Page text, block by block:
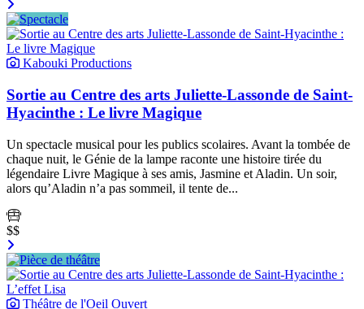
Kabouki Productions
Sortie au Centre des arts Juliette-Lassonde de Saint-
Hyacinthe : Le livre Magique
Un spectacle musical pour les publics scolaires. Avant la tombée de
chaque nuit, le Génie de la lampe raconte une histoire tirée du
légendaire Livre Magique à ses amis, Jasmine et Aladin. Un soir,
alors qu’Aladin n’a pas sommeil, il tente de...
$$
Théâtre de l'Oeil Ouvert